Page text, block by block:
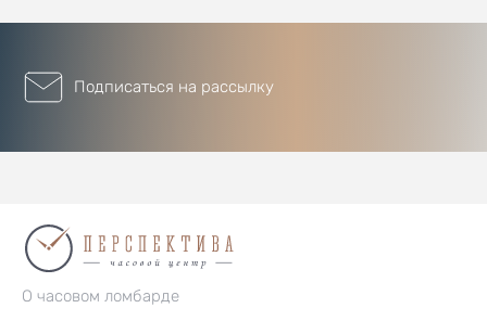
Подписаться на рассылку
О часовом ломбарде